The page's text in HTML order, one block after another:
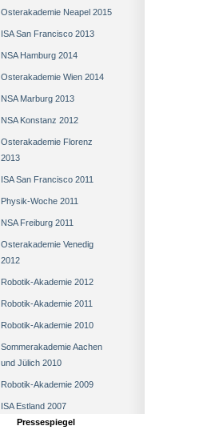
Osterakademie Neapel 2015
ISA San Francisco 2013
NSA Hamburg 2014
Osterakademie Wien 2014
NSA Marburg 2013
NSA Konstanz 2012
Osterakademie Florenz
2013
ISA San Francisco 2011
Physik-Woche 2011
NSA Freiburg 2011
Osterakademie Venedig
2012
Robotik-Akademie 2012
Robotik-Akademie 2011
Robotik-Akademie 2010
Sommerakademie Aachen
und Jülich 2010
Robotik-Akademie 2009
ISA Estland 2007
Pressespiegel